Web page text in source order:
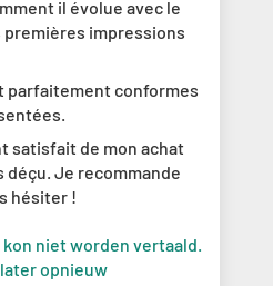
il évolue avec le
premières impressions
parfaitement conformes
satisfait de mon achat
déçu. Je recommande
hésiter !
niet worden vertaald.
opnieuw